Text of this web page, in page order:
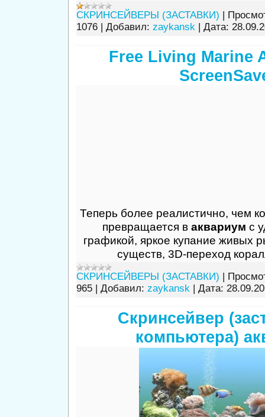
СКРИНСЕЙВЕРЫ (ЗАСТАВКИ)
1076| Добавил: zaykansk| Дата:
Free Living Marine
Теперь более реалистично, чем
превращается в аквариум с
графикой, яркое купание живых
существ, 3D-переход
СКРИНСЕЙВЕРЫ (ЗАСТАВКИ)
965| Добавил: zaykansk| Дата:
Скринсейвер
компьютера)